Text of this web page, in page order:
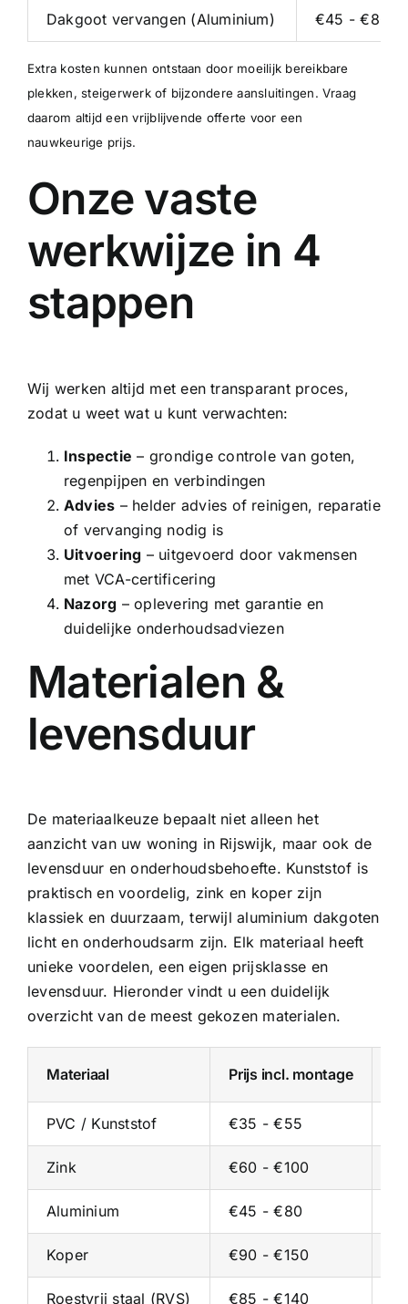
Dakgoot vervangen (Aluminium) €45 - €80
Extra kosten kunnen ontstaan door moeilijk bereikbare
plekken, steigerwerk of bijzondere aansluitingen. Vraag
daarom altijd een vrijblijvende offerte voor een
nauwkeurige prijs.
Onze vaste
werkwijze in 4
stappen
Wij werken altijd met een transparant proces,
zodat u weet wat u kunt verwachten:
Inspectie – grondige controle van goten,
regenpijpen en verbindingen
Advies – helder advies of reinigen, reparatie
of vervanging nodig is
Uitvoering – uitgevoerd door vakmensen
met VCA-certificering
Nazorg – oplevering met garantie en
duidelijke onderhoudsadviezen
Materialen &
levensduur
De materiaalkeuze bepaalt niet alleen het
aanzicht van uw woning in Rijswijk, maar ook de
levensduur en onderhoudsbehoefte. Kunststof is
praktisch en voordelig, zink en koper zijn
klassiek en duurzaam, terwijlaluminium dakgoten
licht en onderhoudsarm zijn. Elk materiaal heeft
unieke voordelen, een eigen prijsklasse en
levensduur. Hieronder vindt u een duidelijk
overzicht van de meest gekozen materialen.
Materiaal Prijs incl. montage
PVC / Kunststof €35 - €55
Zink €60 - €100
Aluminium €45 - €80
Koper €90 - €150
Roestvrij staal (RVS) €85 - €140